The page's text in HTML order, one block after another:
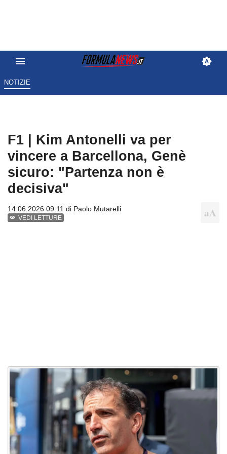
NOTIZIE
F1 | Kim Antonelli va per
vincere a Barcellona, Genè
sicuro: "Partenza non è
decisiva"
14.06.2026 09:11 di Paolo Mutarelli
VEDI LETTURE